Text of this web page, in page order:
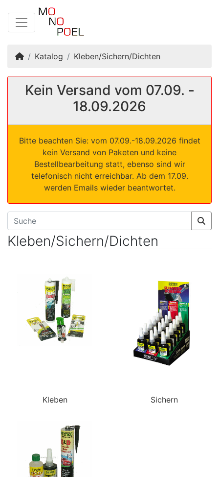
Startseite
Katalog Kleben/Sichern/Dichten
Kein Versand vom 07.09. -
18.09.2026
Bitte beachten Sie: vom 07.09.-18.09.2026 findet
kein Versand von Paketen und keine
Bestellbearbeitung statt, ebenso sind wir
telefonisch nicht erreichbar. Ab dem 17.09.
werden Emails wieder beantwortet.
Kleben/Sichern/Dichten
Kleben Sichern